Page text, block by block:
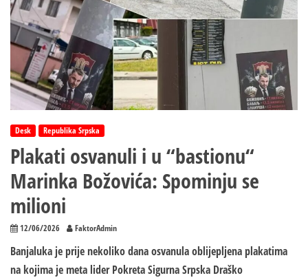
Desk Republika Srpska
Plakati osvanuli i u “bastionu“
Marinka Božovića: Spominju se
milioni
12/06/2026 FaktorAdmin
Banjaluka je prije nekoliko dana osvanula oblijepljena plakatima
na kojima je meta lider Pokreta Sigurna Srpska Draško